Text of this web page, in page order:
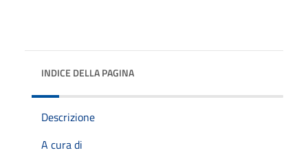
INDICE DELLA PAGINA
Descrizione
A cura di